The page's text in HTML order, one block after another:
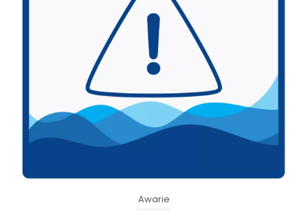
Awarie